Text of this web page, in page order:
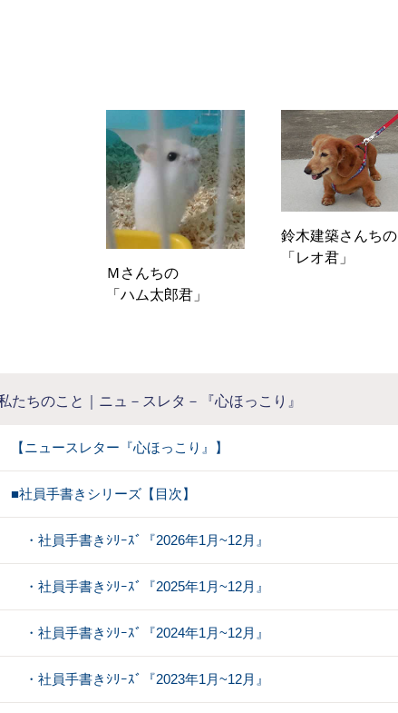
Ｍさんちの
「ハム太郎君」
鈴木建築さんちの
「レオ君」
たちのこと｜ニュ－スレタ－『心ほっこり』
【ニュースレター『心ほっこり』】
■社員手書きシリーズ【目次】
・社員手書きｼﾘｰｽﾞ『2026年1月~12月』
・社員手書きｼﾘｰｽﾞ『2025年1月~12月』
・社員手書きｼﾘｰｽﾞ『2024年1月~12月』
・社員手書きｼﾘｰｽﾞ『2023年1月~12月』